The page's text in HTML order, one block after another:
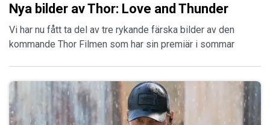
Nya bilder av Thor: Love and Thunder
Vi har nu fått ta del av tre rykande färska bilder av den
kommande Thor Filmen som har sin premiär i sommar